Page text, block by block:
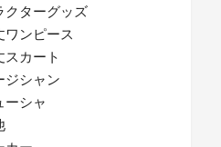
クターグッズ
ワンピース
スカート
ジシャン
ーシャ